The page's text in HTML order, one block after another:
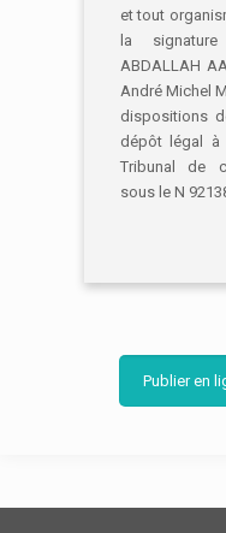
et tout
la
ABDALLAH
André Michel
dispositions
dépôt légal
Tribunal de
sous le N
Publier en